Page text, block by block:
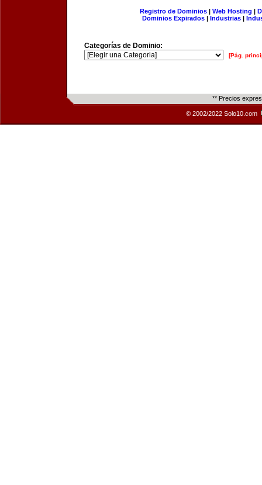
Registro de Dominios| Web Hosting |
Dominios Expirados | Industrias |
Categorías de Dominio:
[Pág.
** Precios
© 2002/2022 Solo10.com